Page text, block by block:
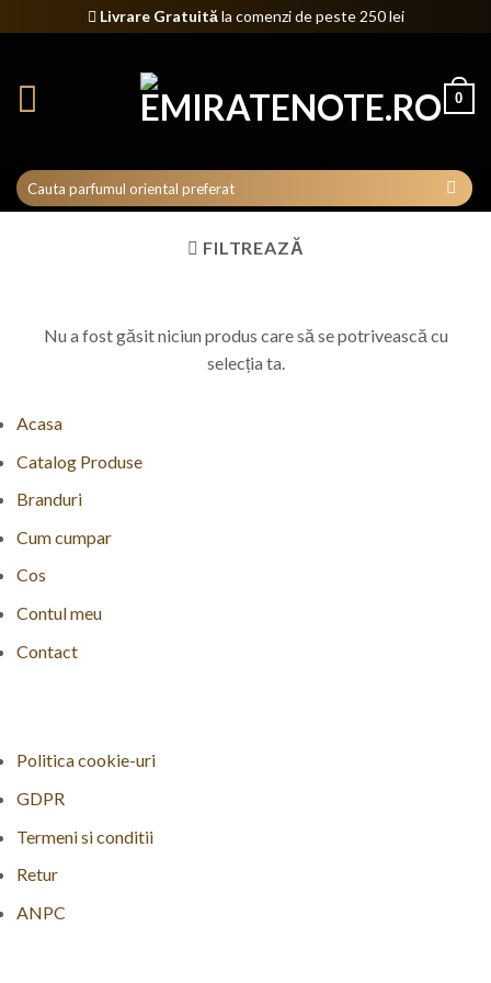
to
Livrare Gratuităla comenzi de peste 250 lei
0
FILTREAZĂ
Nu a fost găsit niciun produs care să se potrivească cu
selecția ta.
Acasa
Catalog Produse
Branduri
Cum cumpar
Cos
Contul meu
Contact
Politica cookie-uri
GDPR
Termeni si conditii
Retur
ANPC